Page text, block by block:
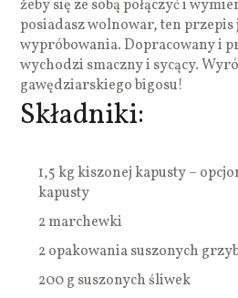
żeby się ze sobą połączyć i
posiadasz wolnowar, ten
wypróbowania. Dopracowany i
wychodzi smaczny i sycący.
gawędziarskiego bigosu!
Składniki:
1,5 kg kiszonej kapusty –
kapusty
2 marchewki
2 opakowania suszonych
200 g suszonych śliwek